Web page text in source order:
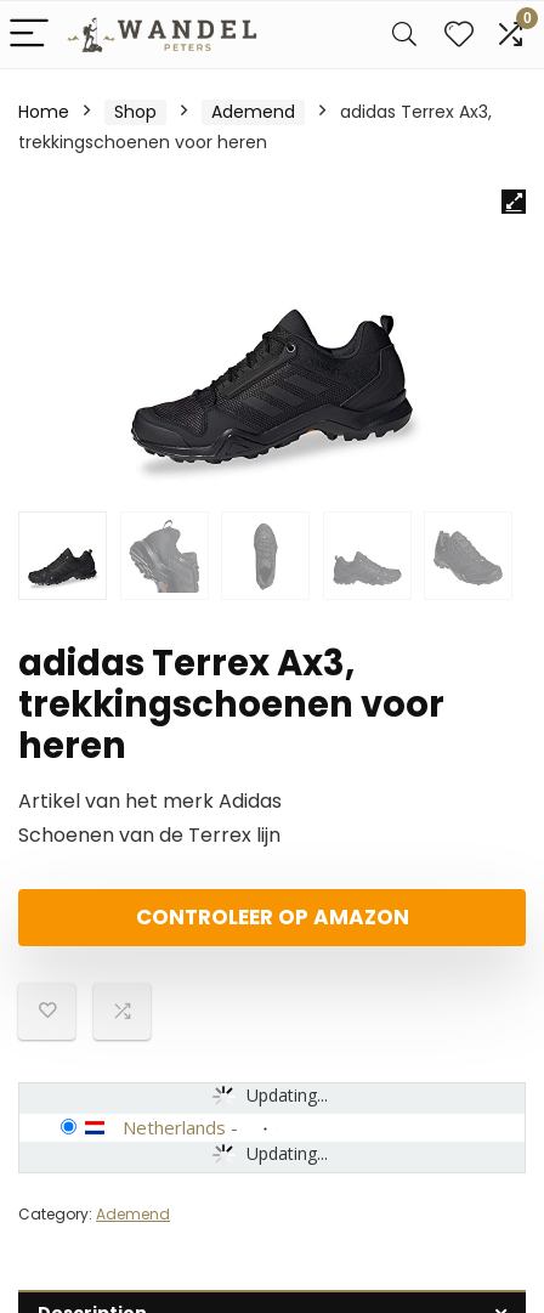
0
Home Shop Ademend
adidas Terrex Ax3,
trekkingschoenen voor heren
adidas Terrex Ax3,
trekkingschoenen voor
heren
Artikel van het merk Adidas
Schoenen van de Terrex lijn
CONTROLEER OP AMAZON
Updating...
Updating...
Netherlands -
Category: Ademend